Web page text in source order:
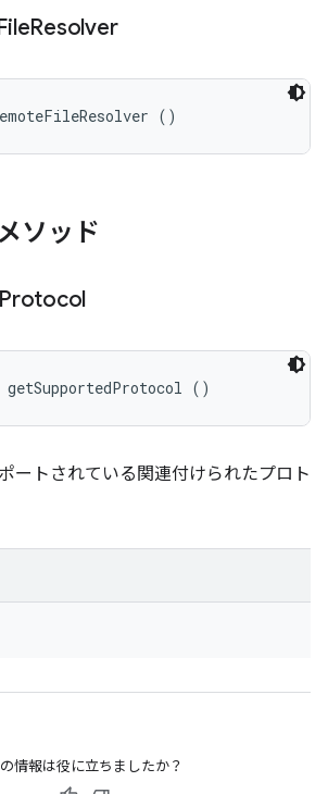
Resolver
()
ソッド
Protocol
()
ートされている関連付けられたプロト
情報は役に立ちましたか？